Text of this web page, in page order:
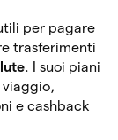
per pagare
trasferimenti
. I suoi piani
viaggio,
e cashback